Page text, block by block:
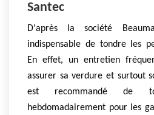
Santec
D'après la société
indispensable de tondre les
En effet, un entretien
assurer sa verdure et surtout
est recommandé de
hebdomadairement pour les